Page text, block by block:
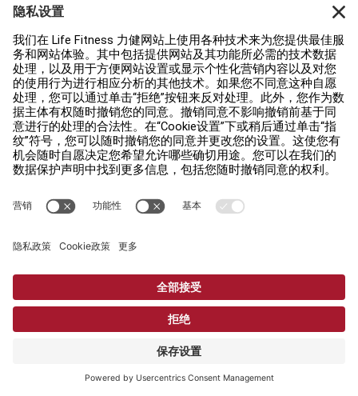
定制标志
支持定制标志一直是 Hammer Strength 训练架的一项
主要卖点。我们对标志加以改善，现在能直接用螺栓固定
在后横梁的角撑板上，同时不会影响有关引体上升运动的
配件选项。
Hammer Strength 标志是标准配置，然而你可藉由使
用自己自订的徽标，令你的 HD Elite iD 训练架更独特。
是时候展现出你强大而令人难忘的一面了。"